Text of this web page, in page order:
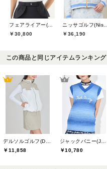
￥30,800
￥36,190
この商品と同じアイテムランキング
￥11,858
￥10,780